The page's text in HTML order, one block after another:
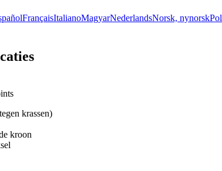
FrançaisItalianoMagyarNederlandsNorsk, nynorsk
krassen)
kroon